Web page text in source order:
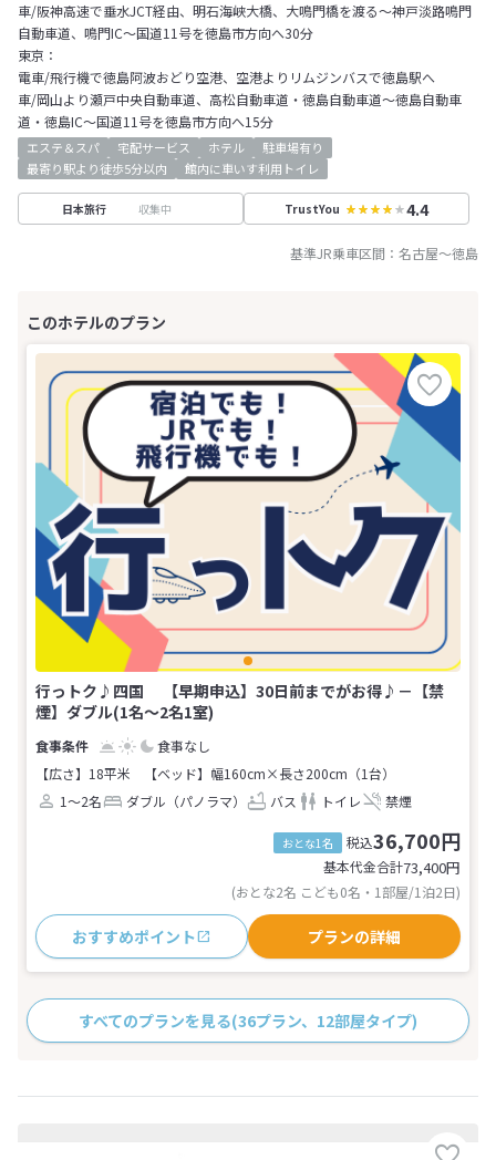
車/阪神高速で垂水JCT経由、明石海峡大橋、大鳴門橋を渡る～神戸淡路鳴門
自動車道、鳴門IC～国道11号を徳島市方向へ30分
東京：
電車/飛行機で徳島阿波おどり空港、空港よりリムジンバスで徳島駅へ
車/岡山より瀬戸中央自動車道、高松自動車道・徳島自動車道～徳島自動車
道・徳島IC～国道11号を徳島市方向へ15分
エステ＆スパ 宅配サービス ホテル
駐車場有り
最寄り駅より徒歩5分以内
館内に車いす利用トイレ
日本旅行 収集中 TrustYou 4.4
基準JR乗車区間： 名古屋～徳島
行っトク♪四国 【早期申込】30日前までがお得♪－【禁
煙】ダブル(1名～2名1室)
食事なし
【広さ】18平米
【ベッド】幅160cm×長さ200cm（1台）
1～2名
ダブル（パノラマ） バス トイレ 禁煙
おとな1名 税込36,700円
基本代金合計73,400円
(おとな2名 こども0名・1部屋/1泊2日)
おすすめポイント プランの詳細
すべてのプランを見る(36プラン、12部屋タイプ)